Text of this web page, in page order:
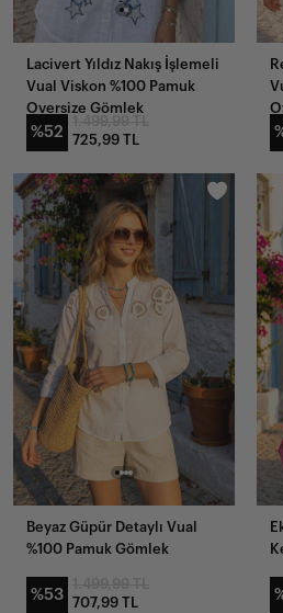
Lacivert Yıldız Nakış İşlemeli
Vual Viskon %100 Pamuk
Oversize Gömlek
%52
725,99 TL
Beyaz Güpür Detaylı Vual
%100 Pamuk Gömlek
%53
707,99 TL